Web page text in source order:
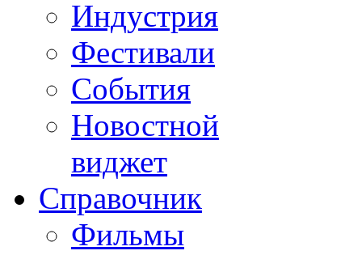
Индустрия
Фестивали
События
Новостной
виджет
Справочник
Фильмы